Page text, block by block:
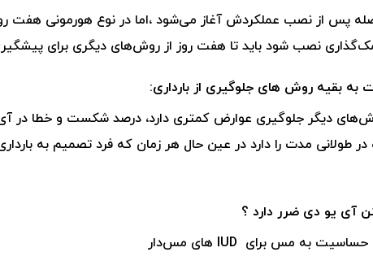
پس از نصب عملکردش آغاز می‌شود ،اما در نوع هورمونی هفت
نصب شود باید تا هفت روز از روش‌های دیگری برای
به بقیه روش های جلوگیری از بارداری:
دیگر جلوگیری عوارض کمتری دارد، درصد شکست و خطا در
در طولانی مدت را دارد در عین حال هر زمان که فرد تصمیم به
آی یو دی ضرر دارد ؟
حساسیت به مس برای IUD های مس‌دار